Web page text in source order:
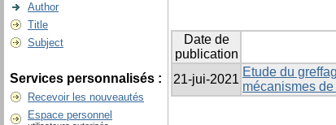
Author
Title
Subject
Services personnalisés :
Recevoir les nouveautés
Espace personnel
Date de
publication
21-jui-2021
Etude du
mécanismes